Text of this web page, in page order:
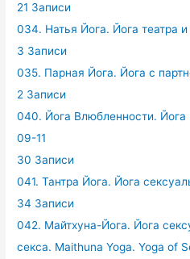
21 Записи
034. Натья Йога. Йога театра
3 Записи
035. Парная Йога. Йога с
2 Записи
040. Йога Влюбленности.
09-11
30 Записи
041. Тантра Йога. Йога
34 Записи
042. Майтхуна-Йога. Йога
секса. Maithuna Yoga. Yoga of